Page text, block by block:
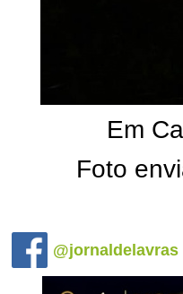
Em
Foto
@jornaldelavras